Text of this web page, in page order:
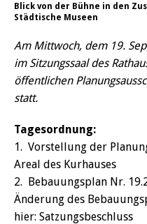
Blick von der Bühne in den
Städtische Museen
Am Mittwoch, dem 19.
im Sitzungssaal des
öffentlichen
statt.
Tagesordnung:
1. Vorstellung der
Areal des Kurhauses
2. Bebauungsplan Nr.
Änderung des
hier: Satzungsbeschluss